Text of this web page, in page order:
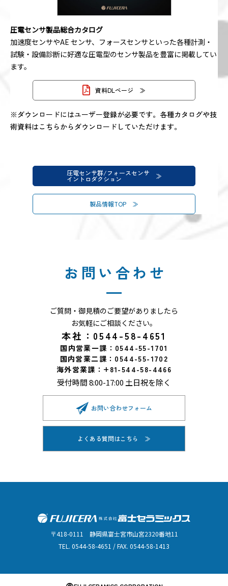
圧電センサ製品総合カタログ
加速度センサやAE センサ、フォースセンサといった各種計測・
試験・設備診断に好適な圧電型のセンサ製品を豊富に掲載してい
ます。
資料DLページ
※ダウンロードにはユーザー登録が必要です。各種カタログや技
術資料はこちらからダウンロードしていただけます。
圧電センサ群/フォースセンサ
イントロダクション
製品情報TOP
お問い合わせ
ご質問・御見積のご要望がありましたら
お気軽にご相談ください。
本社：0544-58-4651
国内営業一課：0544-55-1701
国内営業二課：0544-55-1702
海外営業課：+81-544-58-4466
受付時間 8:00-17:00 土日祝を除く
お問い合わせフォーム
よくある質問はこちら
〒418-0111 静岡県富士宮市山宮2320番地11
TEL. 0544-58-4651 / FAX. 0544-58-1413